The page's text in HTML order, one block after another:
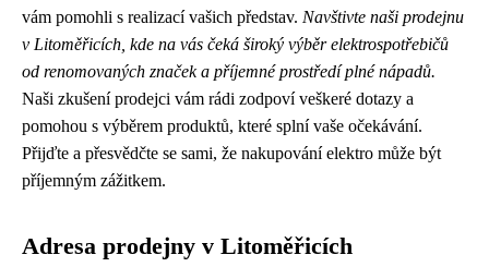
vám pomohli s realizací vašich představ. Navštivte naši prodejnu
v Litoměřicích, kde na vás čeká široký výběr elektrospotřebičů
od renomovaných značek a příjemné prostředí plné nápadů.
Naši zkušení prodejci vám rádi zodpoví veškeré dotazy a
pomohou s výběrem produktů, které splní vaše očekávání.
Přijďte a přesvědčte se sami, že nakupování elektro může být
příjemným zážitkem.
Adresa prodejny v Litoměřicích